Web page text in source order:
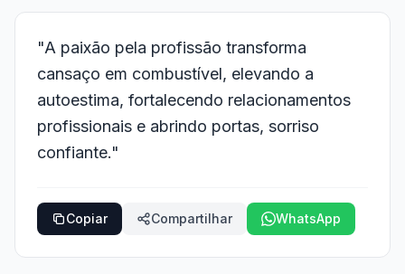
"A paixão pela profissão transforma
cansaço em combustível, elevando a
autoestima, fortalecendo relacionamentos
profissionais e abrindo portas, sorriso
confiante."
Copiar Compartilhar WhatsApp